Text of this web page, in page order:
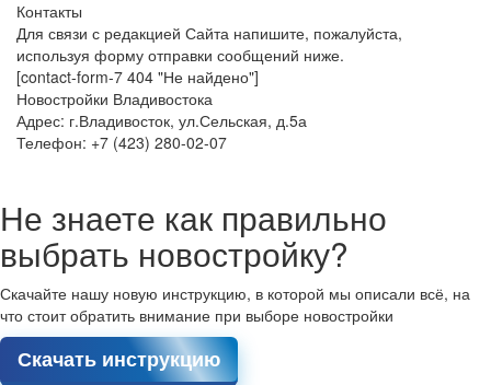
Контакты
Для связи с редакцией Сайта напишите, пожалуйста,
используя форму отправки сообщений ниже.
[contact-form-7 404 "Не найдено"]
Новостройки Владивостока
Адрес: г.Владивосток, ул.Сельская, д.5а
Телефон: +7 (423) 280-02-07
Не знаете как правильно
выбрать новостройку?
Скачайте нашу новую инструкцию, в которой мы описали всё, на
что стоит обратить внимание при выборе новостройки
Скачать инструкцию